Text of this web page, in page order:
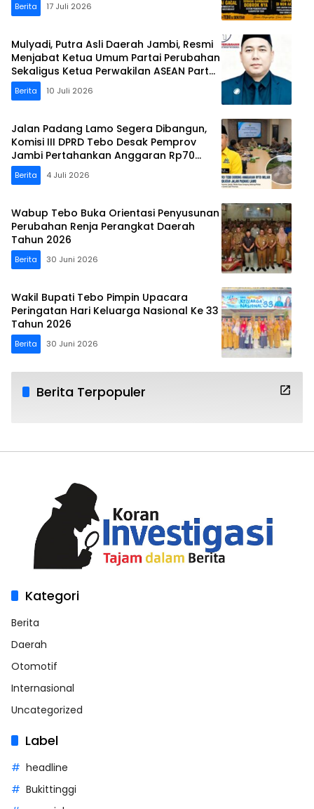
Berita 17 Juli 2026
Mulyadi, Putra Asli Daerah Jambi, Resmi
Menjabat Ketua Umum Partai Perubahan
Sekaligus Ketua Perwakilan ASEAN Partai
Perubahan di Malaysia
Berita 10 Juli 2026
Jalan Padang Lamo Segera Dibangun,
Komisi III DPRD Tebo Desak Pemprov
Jambi Pertahankan Anggaran Rp70
Miliar
Berita 4 Juli 2026
Wabup Tebo Buka Orientasi Penyusunan
Perubahan Renja Perangkat Daerah
Tahun 2026
Berita 30 Juni 2026
Wakil Bupati Tebo Pimpin Upacara
Peringatan Hari Keluarga Nasional Ke 33
Tahun 2026
Berita 30 Juni 2026
Berita Terpopuler
Kategori
Berita
Daerah
Otomotif
Internasional
Uncategorized
Label
headline
Bukittinggi